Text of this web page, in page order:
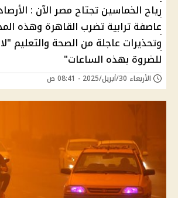
رياح الخماسين تجتاح مصر الآن :
عاصفة ترابية تضرب القاهرة وهذه
وتحذيرات عاجلة من الصحة والتعليم "لا
للضروة بهذه الساعات"
الأربعاء 30/أبريل/2025 - 08:41 ص